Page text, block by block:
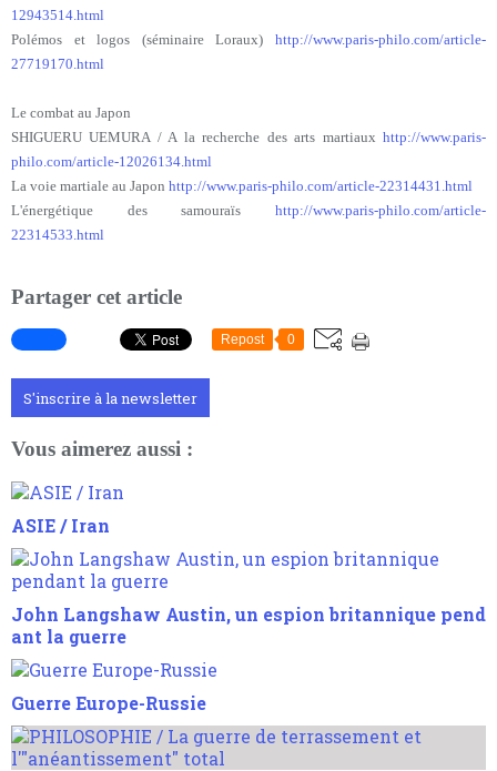
12943514.html
Polémos et logos (séminaire Loraux) http://www.paris-philo.com/article-
27719170.html
Le combat au Japon
SHIGUERU UEMURA / A la recherche des arts martiaux http://www.paris-
philo.com/article-12026134.html
La voie martiale au Japon http://www.paris-philo.com/article-22314431.html
L'énergétique des samouraïs http://www.paris-philo.com/article-
22314533.html
Partager cet article
Repost 0
S'inscrire à la newsletter
Vous aimerez aussi :
ASIE / Iran
John Langshaw Austin, un espion britannique pend
ant la guerre
Guerre Europe-Russie